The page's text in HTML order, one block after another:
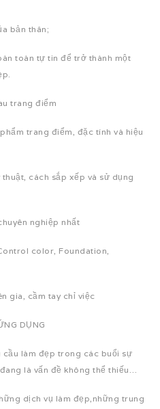
bản thân;
toàn tự tin để trở thành một
trang điểm
trang điểm, đặc tính và hiệu
cách sắp xếp và sử dụng
nghiệp nhất
color, Foundation,
gia, cầm tay chỉ việc
DỤNG
cầu làm đẹp trong các buổi sự
là vấn đề không thể thiếu…
dịch vụ làm đẹp,những trung